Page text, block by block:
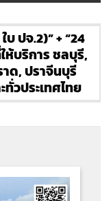
ปจ.2)” + “24
ห้บริการ ชลบุรี,
าด, ปราจีนบุรี
วประเทศไทย